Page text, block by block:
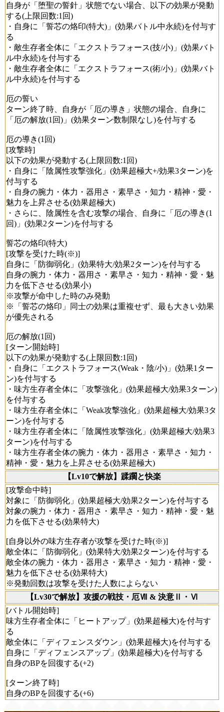
自身が「堕聖の誓針」状態でない場合、以下の効果が発動
する(上限回数:1回)
・自身に「誓芯の烙印(特大)」(効果バトル中永続)を付与す
る
・敵生存者全体に「エクストラフォース(技/小)」(効果バト
ル中永続)を付与する
・敵生存者全体に「エクストラフォース(術/小)」(効果バト
ル中永続)を付与する
厄の誓い
ターン終了時、自身が「厄の導き」状態の場合、自身に
「厄の解放(1回)」(効果ターン数制限なし)を付与する
厄の導き(1回)
[攻撃時]
以下の効果が発動する(上限回数:1回)
・自身に「陰属性攻撃強化」(効果超極大+/効果3ターン)を
付与する
・自身の腕力・体力・器用さ・素早さ・知力・精神・愛・
魅力を上昇させる(効果超極大)
・さらに、陰属性を含む攻撃の場合、自身に「厄の導き(1
回)」(効果2ターン)を付与する
誓芯の烙印(特大)
[攻撃を受けた時(※)]
自身に「防御弱化」(効果特大/効果2ターン)を付与する
自身の腕力・体力・器用さ・素早さ・知力・精神・愛・魅
力を低下させる(効果小)
※攻撃が命中した時のみ発動
※「誓芯の烙印」同士の効果は重複せず、最も大きい効果
が優先される
厄の解放(1回)
[ターン開始時]
以下の効果が発動する(上限回数:1回)
・自身に「エクストラフォース(Weak・陰/小)」(効果1ター
ン)を付与する
・味方生存者全体に「攻撃強化」(効果超極大/効果3ターン)
を付与する
・味方生存者全体に「Weak攻撃強化」(効果超極大/効果3タ
ーン)を付与する
・味方生存者全体に「陰属性攻撃強化」(効果超極大/効果3
ターン)を付与する
・味方生存者全体の腕力・体力・器用さ・素早さ・知力・
精神・愛・魅力を上昇させる(効果超極大)
【Lv10で解放】蹂躙と快楽
[攻撃命中時]
対象に「防御弱化」(効果超極大/効果2ターン)を付与する
対象の腕力・体力・器用さ・素早さ・知力・精神・愛・魅
力を低下させる(効果特大)
[自身以外の味方生存者が攻撃を受けた時(※)]
敵全体に「防御弱化」(効果特大/効果2ターン)を付与する
敵全体の腕力・体力・器用さ・素早さ・知力・精神・愛・
魅力を低下させる(効果特大)
※発動回数は攻撃を受けた人数によらない
【Lv30で解放】攻援の戦技・厄Ⅶ & 決意Ⅱ・Ⅵ
[バトル開始時]
味方生存者全体に「ヒートアップ」(効果超極大)を付与す
る
敵全体に「ディフェンスダウン」(効果超極大)を付与する
自身に「ディフェンスアップ」(効果超極大)を付与する
自身のBPを回復する(+2)
[ターン終了時]
自身のBPを回復する(+6)